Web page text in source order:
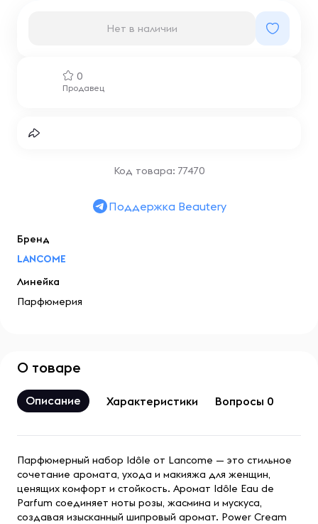
0
Продавец
Нет в наличии
Код товара: 77470
Поддержка Beautery
Бренд
LANCOME
Линейка
Парфюмерия
О товаре
Описание Характеристики Вопросы 0
Парфюмерный набор Idôle от Lancome — это стильное
сочетание аромата, ухода и макияжа для женщин,
ценящих комфорт и стойкость. Аромат Idôle Eau de
Parfum соединяет ноты розы, жасмина и мускуса,
создавая изысканный шипровый аромат. Power Cream